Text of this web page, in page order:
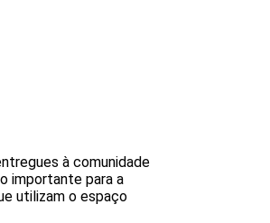
à comunidade
importante para a
utilizam o espaço